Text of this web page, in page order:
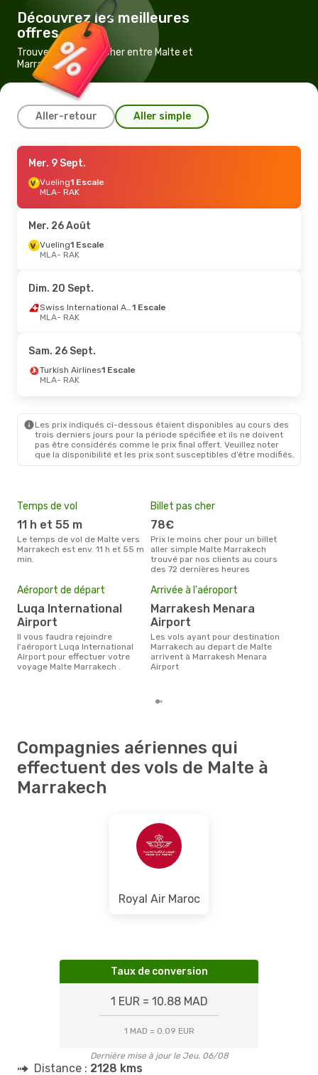
Découvrez les meilleures
offres
Trouvez un vol pas cher entre Malte et
Marrakech
Aller-retour Aller simple
Dim. 13 Sept.
MLA- RAK
RAK- MLA
Lun. 24 Août- Jeu. 27 Août
Turkish Airlines
RAK- MLA
Turkish Airlines
MLA- RAK
Turkish Airlines1 Escale
RAK - MLA
Mer. 9 Sept.
Vueling1 Escale
MLA- RAK
Mer. 26 Août
Vueling1 Escale
MLA- RAK
Dim. 20 Sept.
Swiss International Air Lines1 Escale
MLA- RAK
Sam. 26 Sept.
Turkish Airlines1 Escale
MLA- RAK
Les prix indiqués ci-dessous étaient disponibles au cours des
trois derniers jours pour la période spécifiée et ils ne doivent
pas être considérés comme le prix final offert. Veuillez noter
que la disponibilité et les prix sont susceptibles d’être modifiés.
Temps de vol
11 h et 55 m
Le temps de vol de Malte vers
Marrakech est env. 11 h et 55 m
min.
Billet pas cher
78€
Prix le moins cher pour un billet
aller simple Malte Marrakech
trouvé par nos clients au cours
des 72 dernières heures
Aéroport de départ
Luqa International
Airport
Il vous faudra rejoindre
l'aéroport Luqa International
Airport pour effectuer votre
voyage Malte Marrakech .
Arrivée à l'aéroport
Marrakesh Menara
Airport
Les vols ayant pour destination
Marrakech au depart de Malte
arrivent à Marrakesh Menara
Airport
Compagnies aériennes qui
effectuent des vols de Malte à
Marrakech
Royal Air Maroc
Taux de conversion
1 EUR = 10.88 MAD
1 MAD = 0.09 EUR
Dernière mise à jour le Jeu. 06/08
Distance : 2128 kms